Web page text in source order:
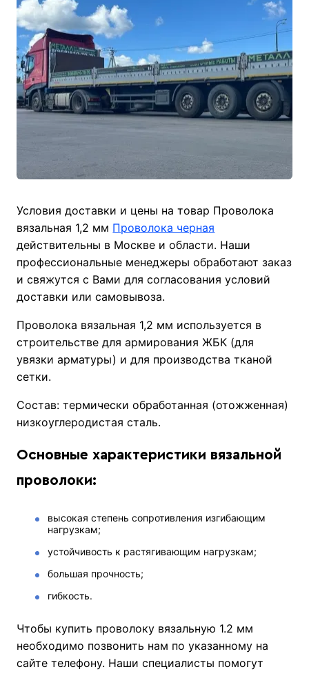
Условия доставки и цены на товар Проволока
вязальная 1,2 мм Проволока черная
действительны в Москве и области. Наши
профессиональные менеджеры обработают заказ
и свяжутся с Вами для согласования условий
доставки или самовывоза.
Проволока вязальная 1,2 мм используется в
строительстве для армирования ЖБК (для
увязки арматуры) и для производства тканой
сетки.
Состав: термически обработанная (отожженная)
низкоуглеродистая сталь.
Основные характеристики вязальной
проволоки:
высокая степень сопротивления изгибающим
нагрузкам;
устойчивость к растягивающим нагрузкам;
большая прочность;
гибкость.
Чтобы купить проволоку вязальную 1.2 мм
необходимо позвонить нам по указанному на
сайте телефону. Наши специалисты помогут